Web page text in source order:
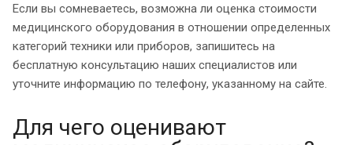
Если вы сомневаетесь, возможна ли оценка стоимости
медицинского оборудования в отношении определенных
категорий техники или приборов, запишитесь на
бесплатную консультацию наших специалистов или
уточните информацию по телефону, указанному на сайте.
Для чего оценивают